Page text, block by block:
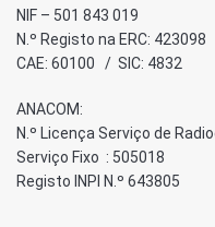
NIF – 501 843 019
N.º Registo na ERC: 423098
CAE: 60100 / SIC: 4832
ANACOM:
N.º Licença Serviço de
Serviço Fixo : 505018
Registo INPI N.º 643805